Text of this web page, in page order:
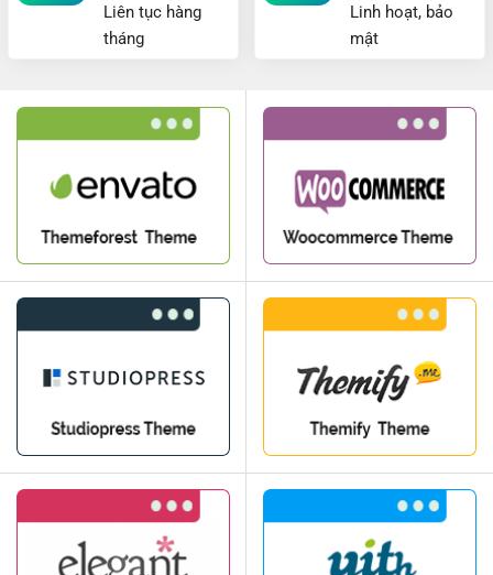
Liên tục hàng
tháng
Linh hoạt, bảo
mật